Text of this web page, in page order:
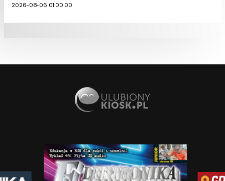
2026-08-06 01:00:00